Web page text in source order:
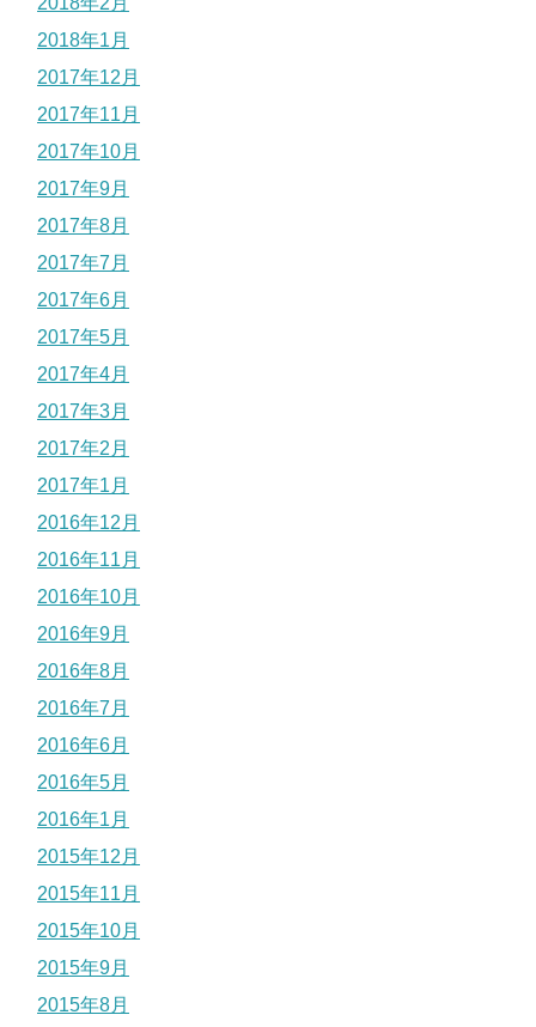
2018年1月
2017年12月
2017年11月
2017年10月
2017年9月
2017年8月
2017年7月
2017年6月
2017年5月
2017年4月
2017年3月
2017年2月
2017年1月
2016年12月
2016年11月
2016年10月
2016年9月
2016年8月
2016年7月
2016年6月
2016年5月
2016年1月
2015年12月
2015年11月
2015年10月
2015年9月
2015年8月